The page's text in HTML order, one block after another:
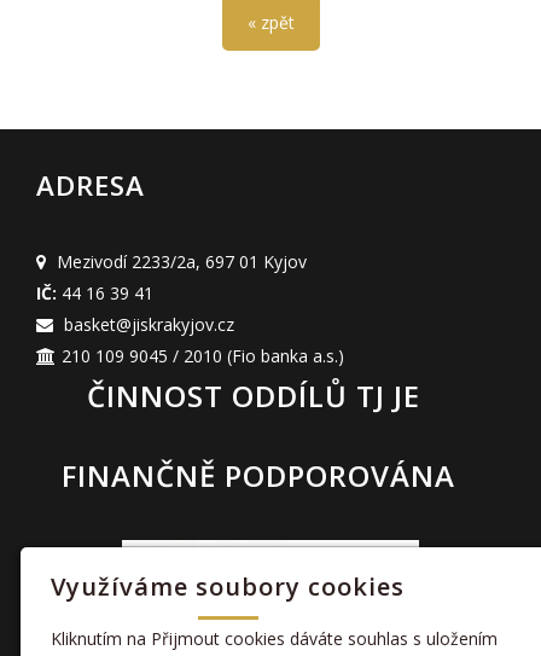
« zpět
ADRESA
Mezivodí 2233/2a, 697 01 Kyjov
IČ: 44 16 39 41
basket@jiskrakyjov.cz
210 109 9045 / 2010 (Fio banka a.s.)
ČINNOST ODDÍLŮ TJ JE
FINANČNĚ PODPOROVÁNA
Využíváme soubory cookies
Kliknutím na Přijmout cookies dáváte souhlas s uložením